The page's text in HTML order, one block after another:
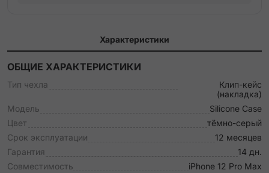
Характеристики
ОБЩИЕ ХАРАКТЕРИСТИКИ
Тип чехла
Клип-кейс
(накладка)
Модель
Silicone Case
Цвет
тёмно-серый
Срок эксплуатации
12 месяцев
Гарантия
14 дн.
Совместимость
iPhone 12 Pro Max